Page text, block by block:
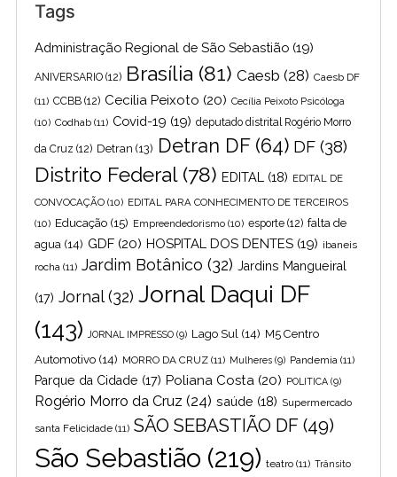
Tags
Administração Regional de São Sebastião (19)
ANIVERSARIO (12) Brasília (81) Caesb (28) Caesb DF
(11) CCBB (12) Cecilia Peixoto (20) Cecília Peixoto Psicóloga
(10) Codhab (11) Covid-19 (19) deputado distrital Rogério Morro
da Cruz (12) Detran (13) Detran DF(64) DF (38)
Distrito Federal(78) EDITAL (18) EDITAL DE
CONVOCAÇÃO (10) EDITAL PARA CONHECIMENTO DE TERCEIROS
(10) Educação (15) Empreendedorismo (10) esporte (12) falta de
agua (14) GDF (20) HOSPITAL DOS DENTES (19) ibaneis
rocha (11) Jardim Botânico (32) Jardins Mangueiral
(17) Jornal(32) Jornal Daqui DF
(143)
JORNAL IMPRESSO (9) Lago Sul (14) M5 Centro
Automotivo (14) MORRO DA CRUZ (11) Mulheres (9) Pandemia (11)
Parque da Cidade (17) Poliana Costa (20) POLITICA (9)
Rogério Morro da Cruz (24) saúde (18) Supermercado
santa Felicidade (11) SÃO SEBASTIÃO DF (49)
São Sebastião (219) teatro (11) Trânsito